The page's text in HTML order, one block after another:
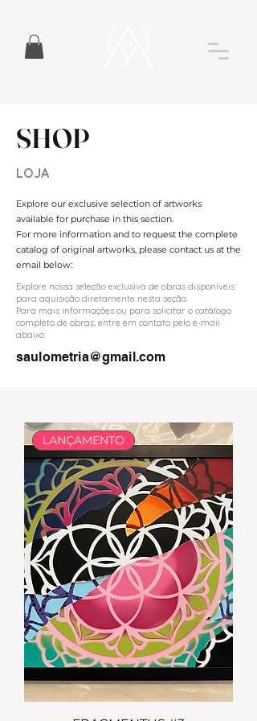
SHOP
LOJA
Explore our exclusive selection of artworks
available for purchase in this section.
For more information and to request the complete
catalog of original artworks, please contact us at the
email below:
Explore nossa seleção exclusiva de obras disponíveis
para aquisição diretamente nesta seção.
Para mais informações ou para solicitar o catálogo
completo de obras, entre em contato pelo e-mail
abaixo:
saulometria@gmail.com
LANÇAMENTO